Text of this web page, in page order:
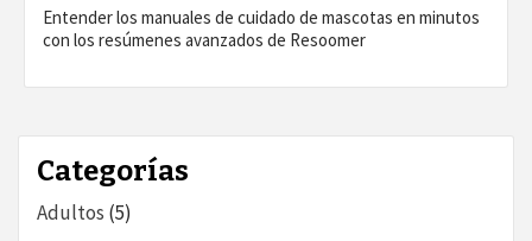
Entender los manuales de cuidado de mascotas en minutos
con los resúmenes avanzados de Resoomer
Categorías
Adultos (5)